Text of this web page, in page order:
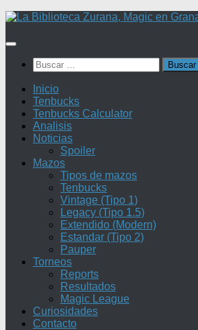
Saltar
contenido
Buscar:
Inicio
Tenbucks
Tenbucks Calculator
Analisis
Noticias
Spoiler
Mazos
Tipos de mazos
Tenbucks
Vintage (Tipo 1)
Legacy (Tipo 1.5)
Extendido (Modern)
Estandar (Tipo 2)
Pauper
Torneos
Reports
Resultados
Magic League
Curiosidades
Contacto